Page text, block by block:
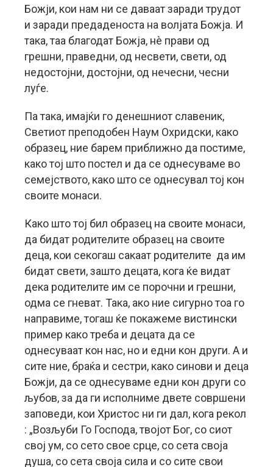
Божји, кои нам ни се даваат заради трудот
и заради предаденоста на волјата Божја. И
така, таа благодат Божја, нè прави од
грешни, праведни, од несвети, свети, од
недостојни, достојни, од нечесни, чесни
луѓе.
Па така, имајќи го денешниот славеник,
Светиот преподобен Наум Охридски, како
образец, ние барем приближно да постиме,
како тој што постел и да се однесуваме во
семејството, како што се однесувал тој кон
своите монаси.
Како што тој бил образец на своите монаси,
да бидат родителите образец на своите
деца, кои секогаш сакаат родителите да им
бидат свети, зашто децата, кога ќе видат
дека родителите им се порочни и грешни,
одма се гневат. Така, ако ние сигурно тоа го
направиме, тогаш ќе покажеме вистински
пример како треба и децата да се
однесуваат кон нас, но и едни кон други. А и
сите ние, браќа и сестри, како синови и деца
Божји, да се однесуваме едни кон други со
љубов, за да ги исполниме двете совршени
заповеди, кои Христос ни ги дал, кога рекол
: „Возљуби Го Господа, твојот Бог, со сиот
свој ум, со сето свое срце, со сета своја
душа, со сета своја сила и со сите свои